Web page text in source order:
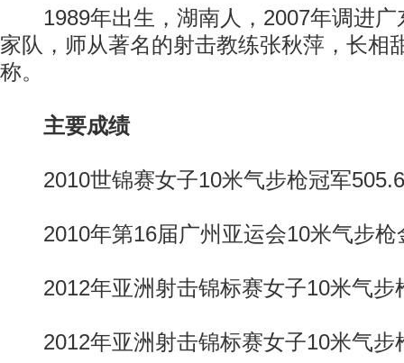
1989年出生，湖南人，2007年调进广
家队，师从著名的射击教练张秋萍，长相
称。
主要成绩
2010世锦赛女子10米气步枪冠军
2010年第16届广州亚运会10米气步枪
2012年亚洲射击锦标赛女子10米气步
2012年亚洲射击锦标赛女子10米气步